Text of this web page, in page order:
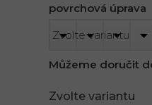
Zvolte variantu
povrchová úprava
Můžeme doručit